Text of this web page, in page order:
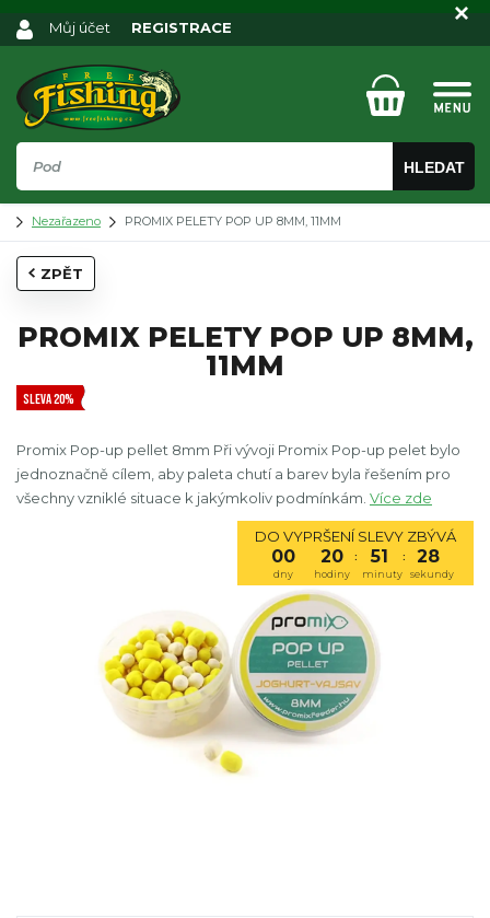
HLEDAT
Můj účet REGISTRACE
Nezařazeno PROMIX PELETY POP UP 8MM, 11MM
ZPĚT
PROMIX PELETY POP UP 8MM,
11MM
SLEVA 20%
Promix Pop-up pellet 8mm Při vývoji Promix Pop-up pelet bylo
jednoznačně cílem, aby paleta chutí a barev byla řešením pro
všechny vzniklé situace k jakýmkoliv podmínkám. Více zde
DO VYPRŠENÍ SLEVY ZBÝVÁ
00 20 : 51 : 27
dny hodiny minuty sekundy